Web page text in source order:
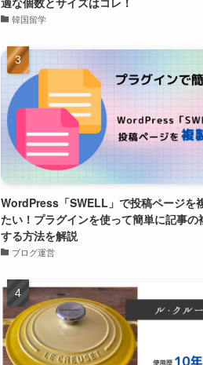
韓国留学
WordPress「SWELL」で投稿ページを
たい！プラグインを使って簡単に記事の
する方法を解説
ブログ運営